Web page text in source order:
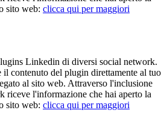
sito web: clicca qui per maggiori
Linkedin di diversi social network.
contenuto del plugin direttamente al tuo
al sito web. Attraverso l'inclusione
riceve l'informazione che hai aperto la
sito web: clicca qui per maggiori